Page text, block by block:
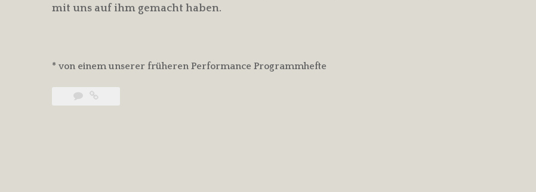
mit uns auf ihm gemacht haben.
* von einem unserer früheren Performance Programmhefte